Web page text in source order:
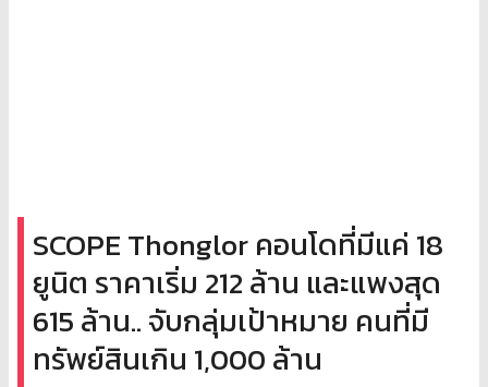
SCOPE Thonglor คอนโดที่มีแค่ 18
ยูนิต ราคาเริ่ม 212 ล้าน และแพงสุด
615 ล้าน.. จับกลุ่มเป้าหมาย คนที่มี
ทรัพย์สินเกิน 1,000 ล้าน